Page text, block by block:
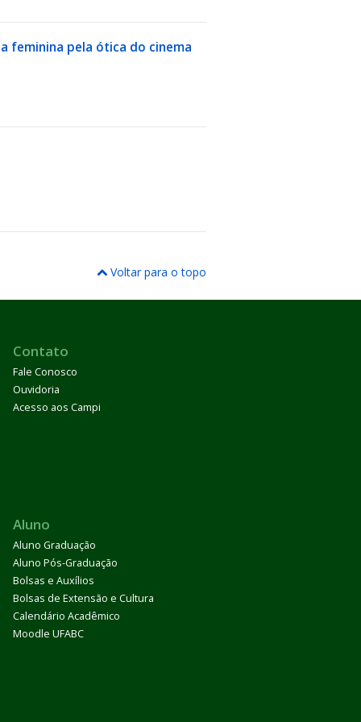
feminina pela ótica do cinema
Voltar para o topo
Contato
Fale Conosco
Ouvidoria
Acesso aos Campi
Aluno
Aluno Graduação
Aluno Pós-Graduação
Bolsas e Auxílios
Bolsas de Extensão e Cultura
Calendário Acadêmico
Moodle UFABC